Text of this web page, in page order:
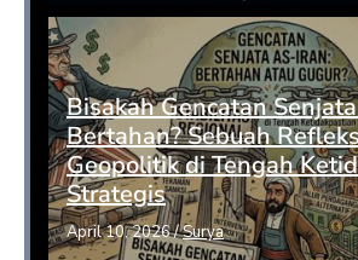
Bisakah Gencatan
Bertahan? Sebuah
Geopolitik di Tengah
Strategis
April 10, 2026/Surya